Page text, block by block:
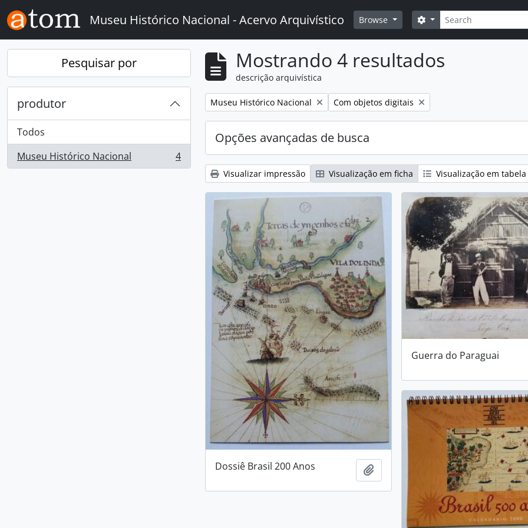
Skip to main content
Museu Histórico Nacional - Acervo Arquivístico Browse Buscar
Opções de busca
Pesquisar por
produtor
Todos
Museu Histórico Nacional
, 4 resultados 4
Mostrando 4 resultados
descrição arquivística
Remover filtro:
Museu Histórico Nacional Remover filtro:
Com objetos digitais
Opções avançadas de busca
Visualizar impressão Visualização em ficha Visualização em tabela
Dossiê Brasil 200 Anos Adicionar a área de transferência
Guerra do Paraguai